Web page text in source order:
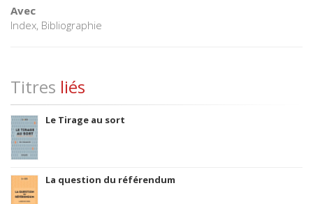
Avec
Index, Bibliographie
Titres liés
Le Tirage au sort
La question du référendum